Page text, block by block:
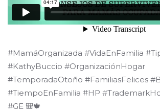
#MamáOrganizada #VidaEnFamilia
#KathyBuccio #OrganizaciónHogar
#TemporadaOtoño #FamiliasFelices
#TiempoEnFamilia #HP
#GE 🎒🍁